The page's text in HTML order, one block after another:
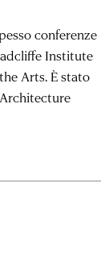
conferenze
Institute
Arts. È stato